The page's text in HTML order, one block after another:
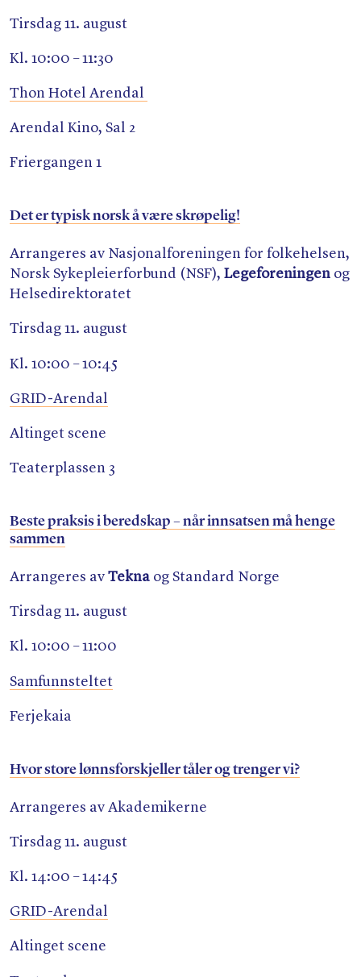
Tirsdag 11. august
Kl. 10:00 – 11:30
Thon Hotel Arendal
Arendal Kino, Sal 2
Friergangen 1
Det er typisk norsk å være skrøpelig!
Arrangeres av Nasjonalforeningen for folkehelsen,
Norsk Sykepleierforbund (NSF), Legeforeningen og
Helsedirektoratet
Tirsdag 11. august
Kl. 10:00 – 10:45
GRID-Arendal
Altinget scene
Teaterplassen 3
Beste praksis i beredskap – når innsatsen må henge
sammen
Arrangeres av Tekna og Standard Norge
Tirsdag 11. august
Kl. 10:00 – 11:00
Samfunnsteltet
Ferjekaia
Hvor store lønnsforskjeller tåler og trenger vi?
Arrangeres av Akademikerne
Tirsdag 11. august
Kl. 14:00 – 14:45
GRID-Arendal
Altinget scene